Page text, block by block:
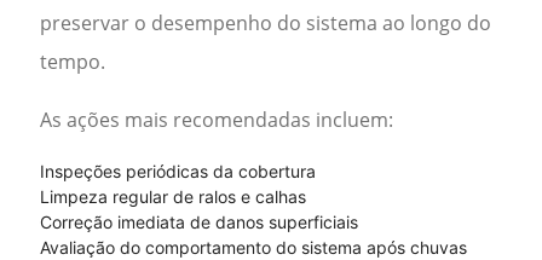
preservar o desempenho do sistema ao longo do
tempo.
As ações mais recomendadas incluem:
Inspeções periódicas da cobertura
Limpeza regular de ralos e calhas
Correção imediata de danos superficiais
Avaliação do comportamento do sistema após chuvas